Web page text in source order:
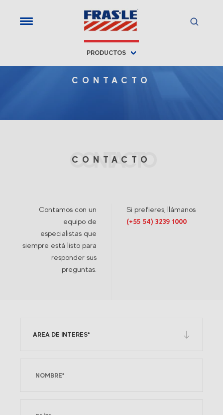
PRODUCTOS
CONTACTO
CONTACTO
CONTACTO
Contamos con un
equipo de
especialistas que
siempre está listo para
responder sus
preguntas.
Si prefieres, llámanos
(+55 54) 3239 1000
AREA DE INTERES*